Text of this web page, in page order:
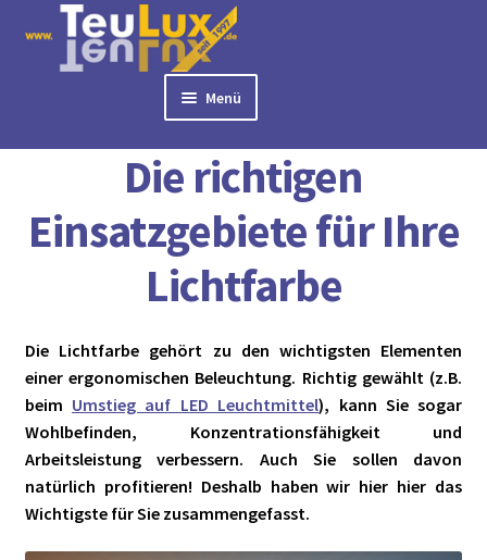
Navigation
springen
Inhalt
springen
Menü
► LED PANELS
► DOWNLIGHTS
► DECKENLEUCHTEN
► TISCHLEUCHTEN
► AUSSENLEUCHTEN
► LED STREIFEN
► ZUBEHÖR
► LEUCHTMITTEL
► ZAHLARTEN
► VERSANDARTEN
Die richtigen
Einsatzgebiete für Ihre
Lichtfarbe
Die Lichtfarbe gehört zu den wichtigsten Elementen
einer ergonomischen Beleuchtung. Richtig gewählt (z.B.
beim Umstieg auf LED Leuchtmittel), kann Sie sogar
Wohlbefinden, Konzentrationsfähigkeit und
Arbeitsleistung verbessern. Auch Sie sollen davon
natürlich profitieren! Deshalb haben wir hier hier das
Wichtigste für Sie zusammengefasst.